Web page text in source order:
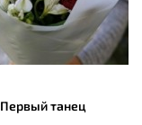
Первый танец